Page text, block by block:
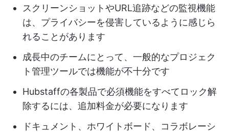
スクリーンショットやURL追跡などの監視機能
は、プライバシーを侵害しているように感じら
れることがあります
成長中のチームにとって、一般的なプロジェク
ト管理ツールでは機能が不十分です
Hubstaffの各製品で必須機能をすべてロック解
除するには、追加料金が必要になります
ドキュメント、ホワイトボード、コラボレーシ